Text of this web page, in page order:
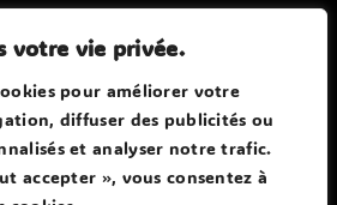
votre vie privée.
pour améliorer votre
diffuser des publicités ou
et analyser notre trafic.
accepter », vous consentez à
- Theme WordPress parAvanam